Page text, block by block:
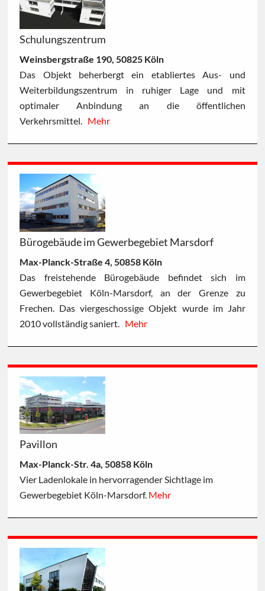
Schulungszentrum
Weinsbergstraße 190, 50825 Köln
Das Objekt beherbergt ein etabliertes Aus- und
Weiterbildungszentrum in ruhiger Lage und mit
optimaler Anbindung an die öffentlichen
Verkehrsmittel. Mehr
Bürogebäude im Gewerbegebiet Marsdorf
Max-Planck-Straße 4, 50858 Köln
Das freistehende Bürogebäude befindet sich im
Gewerbegebiet Köln-Marsdorf, an der Grenze zu
Frechen. Das viergeschossige Objekt wurde im Jahr
2010 vollständig saniert. Mehr
Pavillon
Max-Planck-Str. 4a, 50858 Köln
Vier Ladenlokale in hervorragender Sichtlage im
Gewerbegebiet Köln-Marsdorf. Mehr